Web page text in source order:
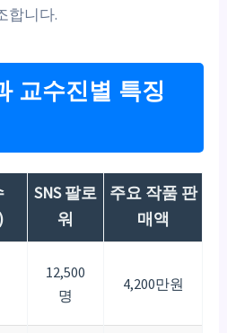
합니다.
교수진별 특징
SNS 팔로
워
주요 작품 판
매액
12,500
명
4,200만원